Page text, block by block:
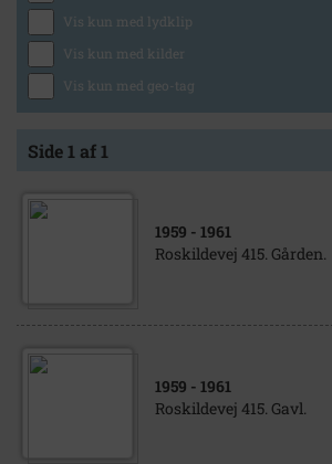
Vis kun med lydklip
Vis kun med kilder
Vis kun med geo-tag
Side 1 af 1
1959 - 1961
Roskildevej 415. Gården.
1959 - 1961
Roskildevej 415. Gavl.